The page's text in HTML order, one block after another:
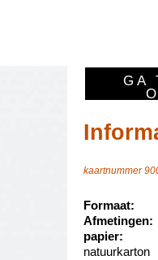
GA
kaartnummer
Afmetingen:
natuurkarton